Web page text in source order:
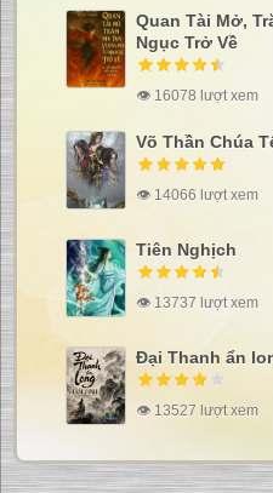
Quan Tài Mở,
Ngục Trở Về
👁 16078 lượt xem
Võ Thần Chúa
👁 14066 lượt xem
Tiên Nghịch
👁 13737 lượt xem
Đại Thanh ẩn
👁 13527 lượt xem